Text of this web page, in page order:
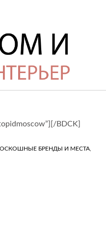
BDCK]
БРЕНДЫ И МЕСТА,